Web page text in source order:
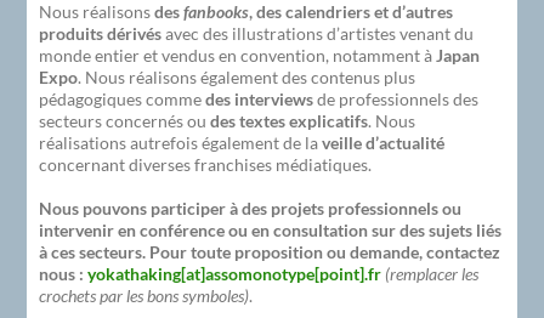
Nous réalisonsdesfanbooks, des calendriers et d’autres
produits dérivésavec des illustrations d’artistes venant du
monde entier et vendus en convention, notamment à Japan
Expo. Nous réalisons également des contenus plus
pédagogiques commedes interviewsde professionnels des
secteurs concernés oudes textes explicatifs. Nous
réalisations autrefois également de laveille d’actualité
concernant diverses franchises médiatiques.
Nous pouvons participer à des projets professionnels ou
intervenir en conférence ou en consultation sur des sujets liés
à ces secteurs. Pour toute proposition ou demande, contactez
nous :yokathaking[at]assomonotype[point].fr (remplacer les
crochets par les bons symboles).